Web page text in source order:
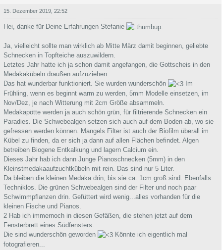
15. Dezember 2019, 22:52
Hei, danke für Deine Erfahrungen Stefanie
Ja, vielleicht sollte man wirklich ab Mitte März damit beginnen, geliebte
Schnecken in Topfteiche auszuwildern.
Letztes Jahr hatte ich ja schon damit angefangen, die Gottscheis in den
Medakakübeln draußen aufzuziehen.
Das hat wunderbar funktioniert. Sie wurden wunderschön
Im
Frühling, wenn es beginnt warm zu werden, 5mm Modelle einsetzen, im
Nov/Dez, je nach Witterung mit 2cm Größe absammeln.
Medakapötte werden ja auch schön grün, für filtrierende Schnecken ein
Paradies. Die Schwebealgen setzen sich auch auf dem Boden ab, wo sie
gefressen werden können. Mangels Filter ist auch der Biofilm überall im
Kübel zu finden, da er sich ja dann auf allen Flächen befindet. Algen
betreiben Biogene Entkalkung und lagern Calcium ein.
Dieses Jahr hab ich dann Junge Pianoschnecken (5mm) in den
Kleinstmedakaaufzuchtkübeln mit rein. Das sind nur 5 Liter.
Da bleiben die kleinen Medaka drin, bis sie ca. 1cm groß sind. Ebenfalls
Techniklos. Die grünen Schwebealgen sind der Filter und noch paar
Schwimmpflanzen drin. Gefüttert wird wenig...alles vorhanden für die
kleinen Fische und Pianos.
2 Hab ich immernoch in diesen Gefäßen, die stehen jetzt auf dem
Fensterbrett eines Südfensters.
Die sind wunderschön geworden
Könnte ich eigentlich mal
fotografieren...